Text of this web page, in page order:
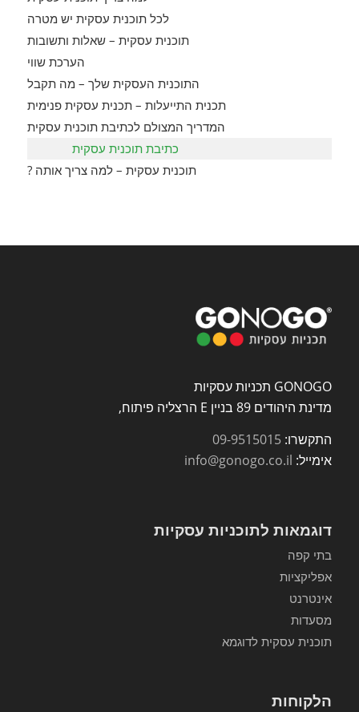
לכל תוכנית עסקית יש מטרה
תוכנית עסקית – שאלות ותשובות
הערכת שווי
התוכנית העסקית שלך – מה תקבל
תכנית התייעלות – תכנית עסקית פנימית
המדריך המצולם לכתיבת תוכנית עסקית
כתיבת תוכנית עסקית
תוכנית עסקית – למה צריך אותה ?
GONOGO תכניות עסקיות
מדינת היהודים 89 בניין E הרצליה פיתוח,
התקשרו: 09-9515015
אימייל: info@gonogo.co.il
דוגמאות לתוכניות עסקיות
בתי קפה
אפליקציות
אינטרנט
מסעדות
תוכנית עסקית לדוגמא
הלקוחות